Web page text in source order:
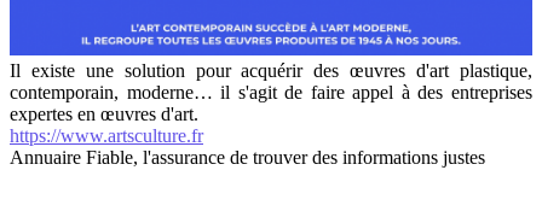
Il existe une solution pour acquérir des œuvres d'art plastique,
contemporain, moderne… il s'agit de faire appel à des entreprises
expertes en œuvres d'art.
https://www.artsculture.fr
Annuaire Fiable, l'assurance de trouver des informations justes